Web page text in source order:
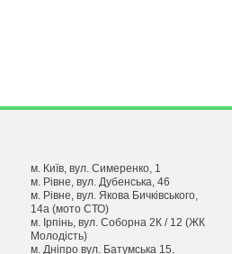
м. Київ, вул. Симеренко, 1
м. Рівне, вул. Дубенська, 46
м. Рівне, вул. Якова Бичківського,
14а (мото СТО)
м. Ірпінь, вул. Соборна 2К / 12 (ЖК
Молодість)
м. Днiпро вул. Батумська 15,